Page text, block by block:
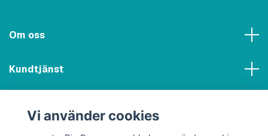
Om oss
Kundtjänst
Vi använder cookies